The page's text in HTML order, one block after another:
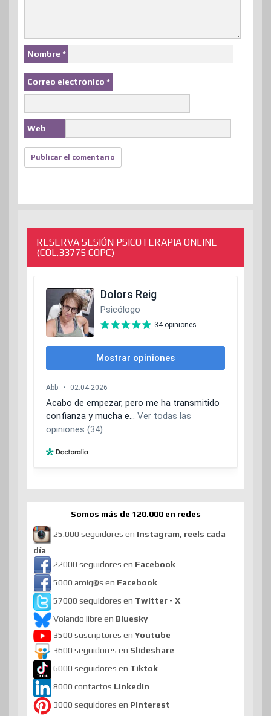
Nombre *
Correo electrónico *
Web
RESERVA SESIÓN PSICOTERAPIA ONLINE
(COL.33775 COPC)
Somos más de 120.000 en redes
25.000 seguidores en Instagram, reels cada
día
22000 seguidores en Facebook
5000 amig@s en Facebook
57000 seguidores en Twitter - X
Volando libre en Bluesky
3500 suscriptores en Youtube
3600 seguidores en Slideshare
6000 seguidores en Tiktok
8000 contactos Linkedin
3000 seguidores en Pinterest